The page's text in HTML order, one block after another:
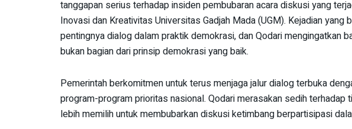
tanggapan serius terhadap insiden pembubaran acara diskusi yang
Inovasi dan Kreativitas Universitas Gadjah Mada (UGM). Kejadian yang
pentingnya dialog dalam praktik demokrasi, dan Qodari mengingatkan
bukan bagian dari prinsip demokrasi yang baik.
Pemerintah berkomitmen untuk terus menjaga jalur dialog terbuka
program-program prioritas nasional. Qodari merasakan sedih terhadap
lebih memilih untuk membubarkan diskusi ketimbang berpartisipasi